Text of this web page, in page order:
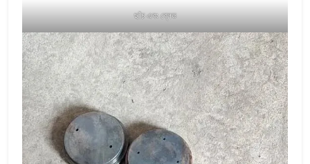
ছাঁচ এবং ব্লেড